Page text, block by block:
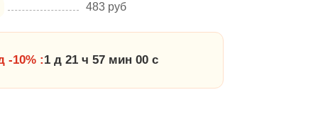
483 руб
-10% :1 д 21 ч 56 мин 59 с